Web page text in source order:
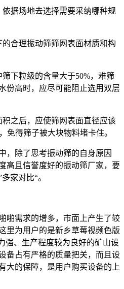
据场地去选择需要采纳哪种规
合理振动筛筛网表面材质和构
下粒级的含量大于50%，难筛
份高时，应尽可能阻止选用双层
之后，应使筛网表面直径应该
免得筛子被大块物料堵卡住。
除了思考振动筛的自身原因
高且信誉度好的振动筛厂家，要
家对比“。
需求的增多，市面上产生了较
里为用户的是新乡草莓视频色版
强、生产程度较为良好的矿山设
备占有严格的质量把关，而且设
大的保障，是用户购买设备的上